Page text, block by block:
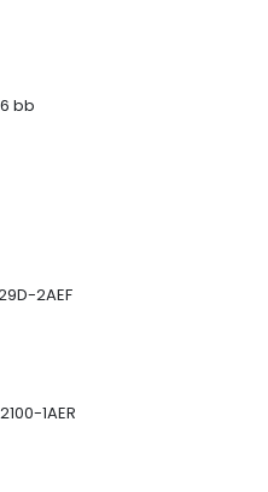
bb
2AEF
1AER